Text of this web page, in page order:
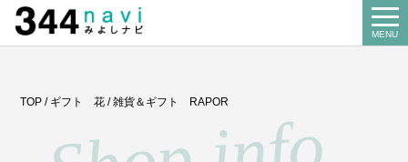
MENU
TOP / ギフト 花 /雑貨＆ギフト RAPOR
お店を探す